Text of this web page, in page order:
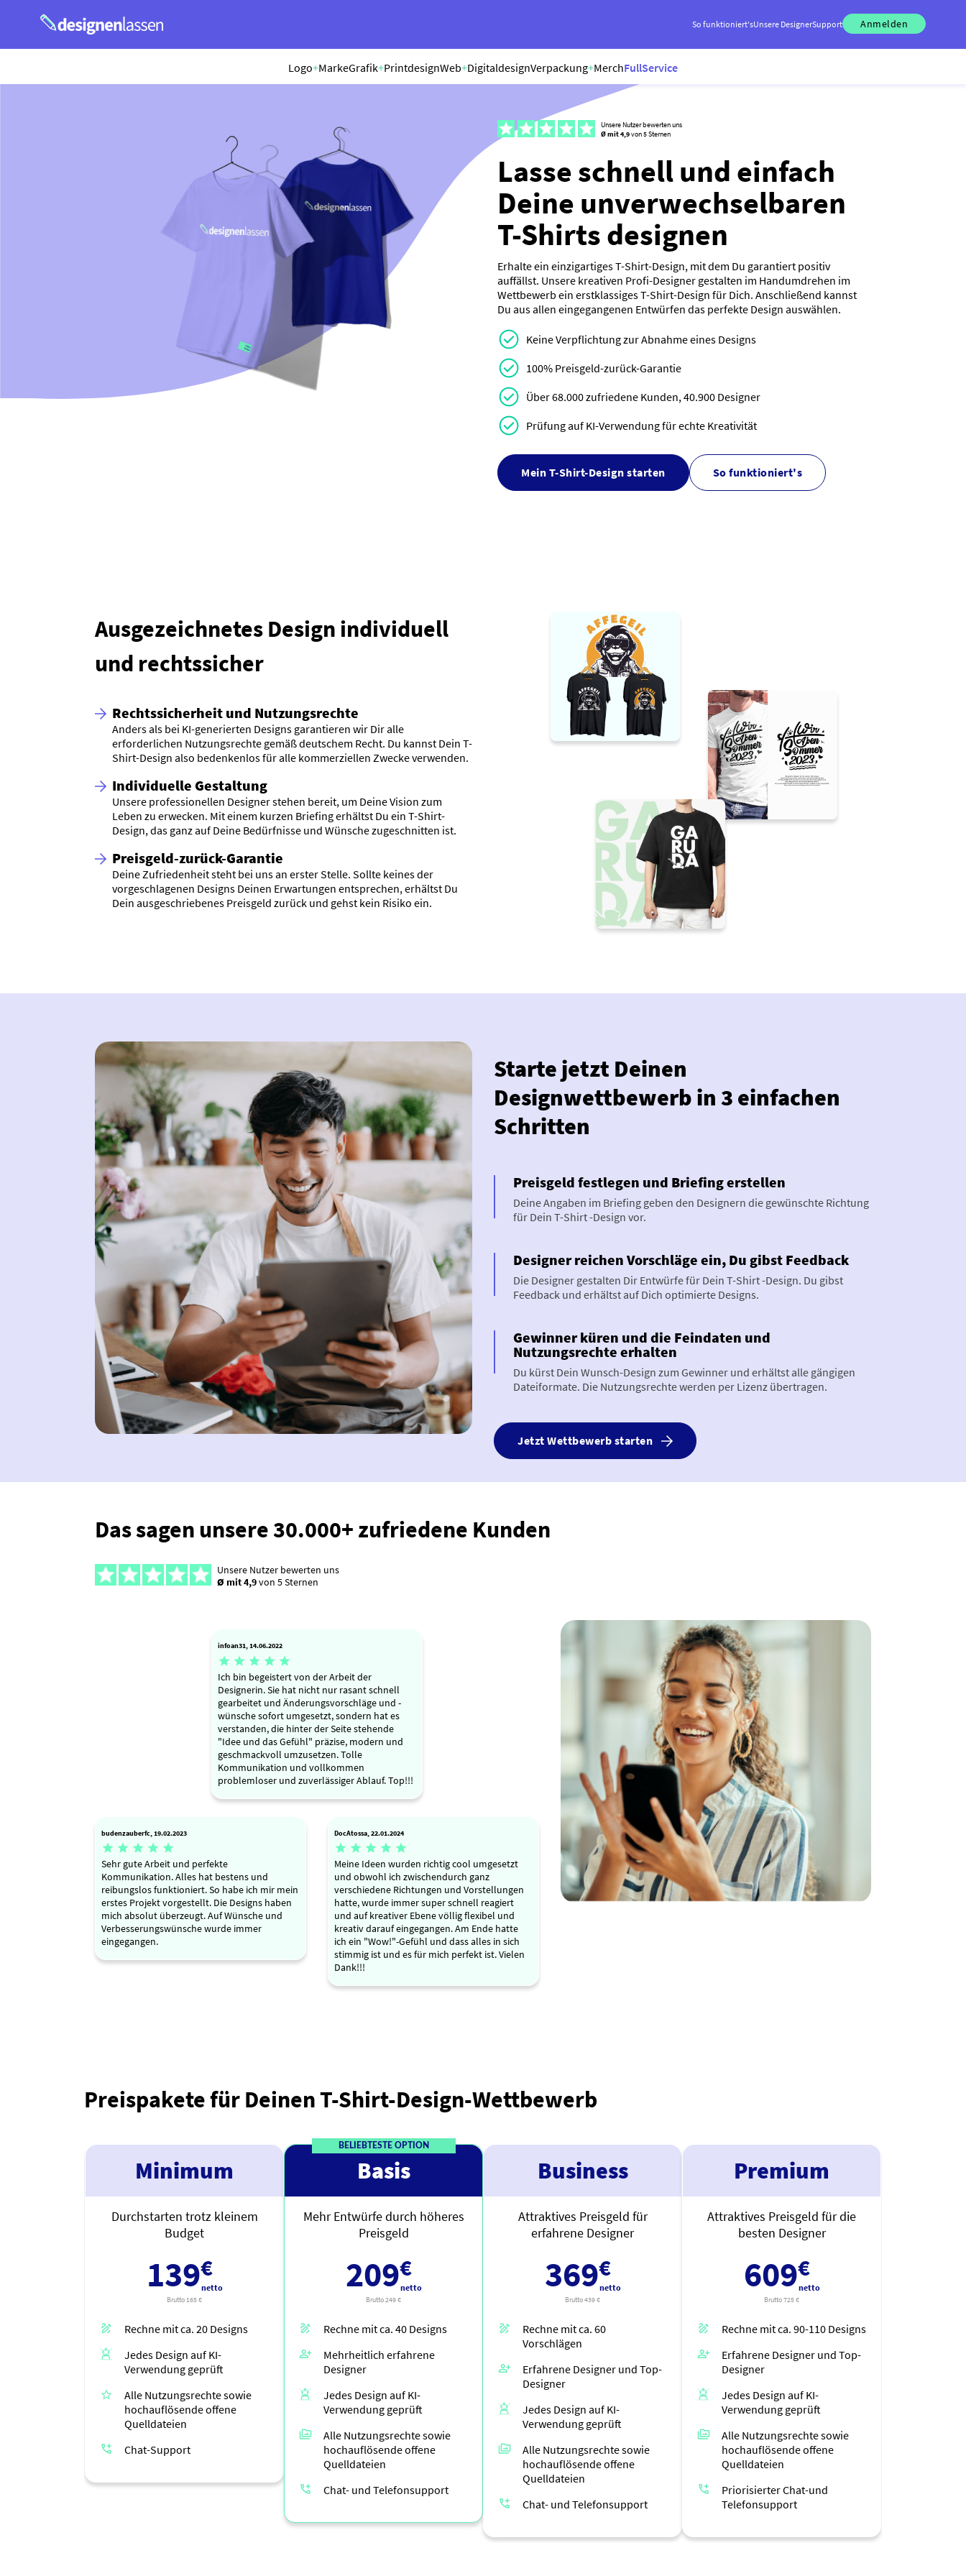
So funktioniert'sUnsere DesignerSupport Anmelden
Logo+MarkeGrafik+PrintdesignWeb+DigitaldesignVerpackung+MerchFullService
Unsere Nutzer bewerten uns
Ø mit 4,9von 5 Sternen
Lasse schnell und einfach
Deine unverwechselbaren
T-Shirts designen
Erhalte ein einzigartiges T-Shirt-Design, mit dem Du garantiert positiv
auffällst. Unsere kreativen Profi-Designer gestalten im Handumdrehen im
Wettbewerb ein erstklassiges T-Shirt-Design für Dich. Anschließend kannst
Du aus allen eingegangenen Entwürfen das perfekte Design auswählen.
Keine Verpflichtung zur Abnahme eines Designs
100% Preisgeld-zurück-Garantie
Über 68.000 zufriedene Kunden, 40.900 Designer
Prüfung auf KI-Verwendung für echte Kreativität
Mein T-Shirt-Design starten So funktioniert's
Preispakete für Deinen T-Shirt-Design-Wettbewerb
Minimum
Durchstarten trotz kleinem
Budget
139netto
Brutto 165 €
Rechne mit ca. 20 Designs
Jedes Design auf KI-
Verwendung geprüft
Alle Nutzungsrechte sowie
hochauflösende offene
Quelldateien
Chat-Support
BELIEBTESTE OPTION
Basis
Mehr Entwürfe durch höheres
Preisgeld
209netto
Brutto 249 €
Rechne mit ca. 40 Designs
Mehrheitlich erfahrene
Designer
Jedes Design auf KI-
Verwendung geprüft
Alle Nutzungsrechte sowie
hochauflösende offene
Quelldateien
Chat- und Telefonsupport
Business
Attraktives Preisgeld für
erfahrene Designer
369netto
Brutto 439 €
Rechne mit ca. 60
Vorschlägen
Erfahrene Designer und Top-
Designer
Jedes Design auf KI-
Verwendung geprüft
Alle Nutzungsrechte sowie
hochauflösende offene
Quelldateien
Chat- und Telefonsupport
Premium
Attraktives Preisgeld für die
besten Designer
609netto
Brutto 725 €
Rechne mit ca. 90-110 Designs
Erfahrene Designer und Top-
Designer
Jedes Design auf KI-
Verwendung geprüft
Alle Nutzungsrechte sowie
hochauflösende offene
Quelldateien
Priorisierter Chat-und
Telefonsupport
Ausgezeichnetes Design individuell
und rechtssicher
Rechtssicherheit und Nutzungsrechte
Anders als bei KI-generierten Designs garantieren wir Dir alle
erforderlichen Nutzungsrechte gemäß deutschem Recht. Du kannst Dein T-
Shirt-Design also bedenkenlos für alle kommerziellen Zwecke verwenden.
Individuelle Gestaltung
Unsere professionellen Designer stehen bereit, um Deine Vision zum
Leben zu erwecken. Mit einem kurzen Briefing erhältst Du ein T-Shirt-
Design, das ganz auf Deine Bedürfnisse und Wünsche zugeschnitten ist.
Preisgeld-zurück-Garantie
Deine Zufriedenheit steht bei uns an erster Stelle. Sollte keines der
vorgeschlagenen Designs Deinen Erwartungen entsprechen, erhältst Du
Dein ausgeschriebenes Preisgeld zurück und gehst kein Risiko ein.
Starte jetzt Deinen
Designwettbewerb in 3 einfachen
Schritten
Preisgeld festlegen und Briefing erstellen
Deine Angaben im Briefing geben den Designern die gewünschte Richtung
für Dein T-Shirt -Design vor.
Designer reichen Vorschläge ein, Du gibst Feedback
Die Designer gestalten Dir Entwürfe für Dein T-Shirt -Design. Du gibst
Feedback und erhältst auf Dich optimierte Designs.
Gewinner küren und die Feindaten und
Nutzungsrechte erhalten
Du kürst Dein Wunsch-Design zum Gewinner und erhältst alle gängigen
Dateiformate. Die Nutzungsrechte werden per Lizenz übertragen.
Jetzt Wettbewerb starten
Das sagen unsere 30.000+ zufriedene Kunden
Unsere Nutzer bewerten uns
Ø mit 4,9von 5 Sternen
infoan31, 14.06.2022
    
Ich bin begeistert von der Arbeit der
Designerin. Sie hat nicht nur rasant schnell
gearbeitet und Änderungsvorschläge und -
wünsche sofort umgesetzt, sondern hat es
verstanden, die hinter der Seite stehende
"Idee und das Gefühl" präzise, modern und
geschmackvoll umzusetzen. Tolle
Kommunikation und vollkommen
problemloser und zuverlässiger Ablauf. Top!!!
budenzauberfc, 19.02.2023
    
Sehr gute Arbeit und perfekte
Kommunikation. Alles hat bestens und
reibungslos funktioniert. So habe ich mir mein
erstes Projekt vorgestellt. Die Designs haben
mich absolut überzeugt. Auf Wünsche und
Verbesserungswünsche wurde immer
eingegangen.
DocAtossa, 22.01.2024
    
Meine Ideen wurden richtig cool umgesetzt
und obwohl ich zwischendurch ganz
verschiedene Richtungen und Vorstellungen
hatte, wurde immer super schnell reagiert
und auf kreativer Ebene völlig flexibel und
kreativ darauf eingegangen. Am Ende hatte
ich ein "Wow!"-Gefühl und dass alles in sich
stimmig ist und es für mich perfekt ist. Vielen
Dank!!!